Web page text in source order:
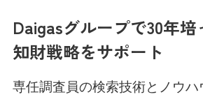
Daigasグループで30年培
知財戦略をサポート
専任調査員の検索技術とノウハ